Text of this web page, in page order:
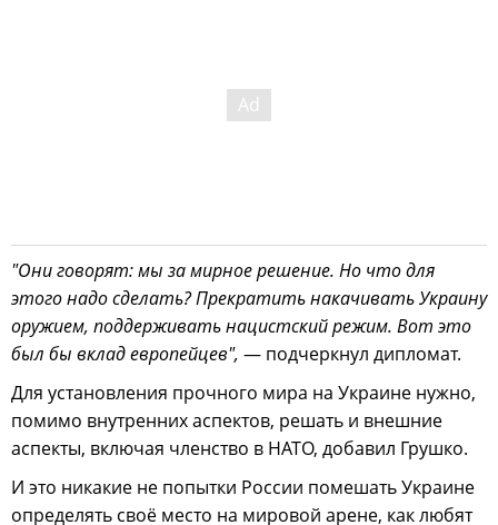
"Они говорят: мы за мирное решение. Но что для
этого надо сделать? Прекратить накачивать Украину
оружием, поддерживать нацистский режим. Вот это
был бы вклад европейцев", — подчеркнул дипломат.
Для установления прочного мира на Украине нужно,
помимо внутренних аспектов, решать и внешние
аспекты, включая членство в НАТО, добавил Грушко.
И это никакие не попытки России помешать Украине
определять своё место на мировой арене, как любят